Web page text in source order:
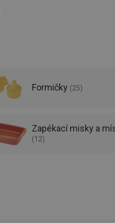
Formičky (25)
Zapékací misky a
(12)